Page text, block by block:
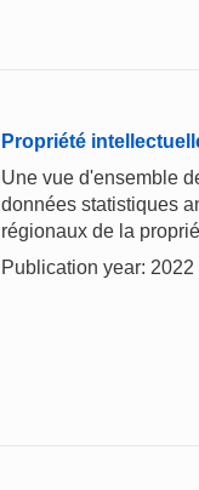
Propriété
Une vue d'ensemble
données statistiques
régionaux de la
Publication year: 2022